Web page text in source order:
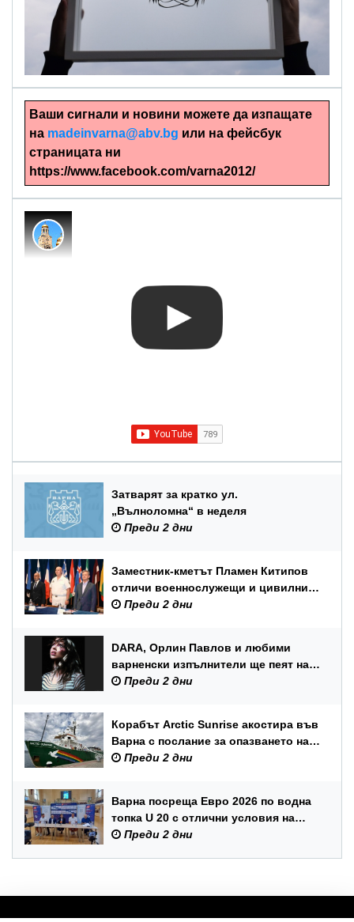
Ръчно изрязани картини
Ваши сигнали и новини можете да изпащате
на madeinvarna@abv.bg или на фейсбук
страницата ни
https://www.facebook.com/varna2012/
Затварят за кратко ул.
„Вълноломна“ в неделя
Преди 2 дни
Заместник-кметът Пламен Китипов
отличи военнослужещи и цивилни
служители по повод Празника на
Преди 2 дни
DARA, Орлин Павлов и любими
варненски изпълнители ще пеят на
празника на Варна
Преди 2 дни
Корабът Arctic Sunrise акостира във
Варна с послание за опазването на
Черно море
Преди 2 дни
Варна посреща Евро 2026 по водна
топка U 20 с отлични условия на
състезателните басейни
Преди 2 дни